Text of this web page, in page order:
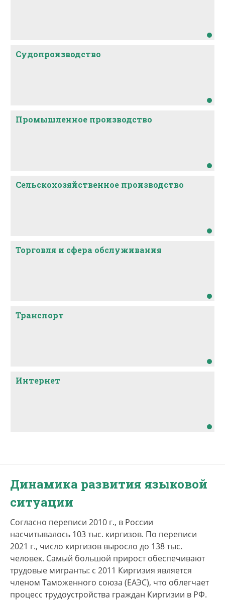
Судопроизводство
Промышленное производство
Сельскохозяйственное производство
Торговля и сфера обслуживания
Транспорт
Интернет
Динамика развития языковой
ситуации
Согласно переписи 2010 г., в России
насчитывалось 103 тыс. киргизов. По переписи
2021 г., число киргизов выросло до 138 тыс.
человек. Самый большой прирост обеспечивают
трудовые мигранты: с 2011 Киргизия является
членом Таможенного союза (ЕАЭС), что облегчает
процесс трудоустройства граждан Киргизии в РФ.